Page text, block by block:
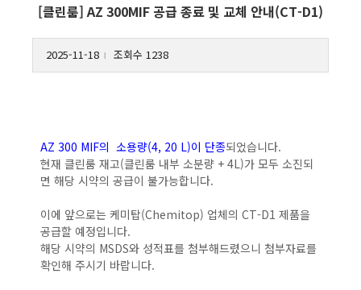
[클린룸] AZ 300MIF 공급 종료 및 교체 안내(CT-D1)
2025-11-18 l 조회수 1238
AZ 300 MIF의 소용량(4, 20 L)이 단종되었습니다.
현재 클린룸 재고(클린룸 내부 소분량 + 4L)가 모두 소진되
면 해당 시약의 공급이 불가능합니다.
이에 앞으로는 케미탑(Chemitop) 업체의 CT-D1 제품을
공급할 예정입니다.
해당 시약의 MSDS와 성적표를 첨부해드렸으니 첨부자료를
확인해 주시기 바랍니다.